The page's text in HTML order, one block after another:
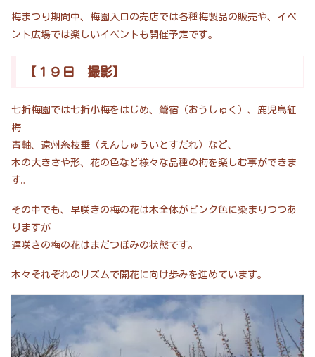
梅まつり期間中、梅園入口の売店では各種梅製品の販売や、イベ
ント広場では楽しいイベントも開催予定です。
【１９日 撮影】
七折梅園では七折小梅をはじめ、鶯宿（おうしゅく）、鹿児島紅
梅
青軸、遠州糸枝垂（えんしゅういとすだれ）など、
木の大きさや形、花の色など様々な品種の梅を楽しむ事ができま
す。
その中でも、早咲きの梅の花は木全体がピンク色に染まりつつあ
りますが
遅咲きの梅の花はまだつぼみの状態です。
木々それぞれのリズムで開花に向け歩みを進めています。